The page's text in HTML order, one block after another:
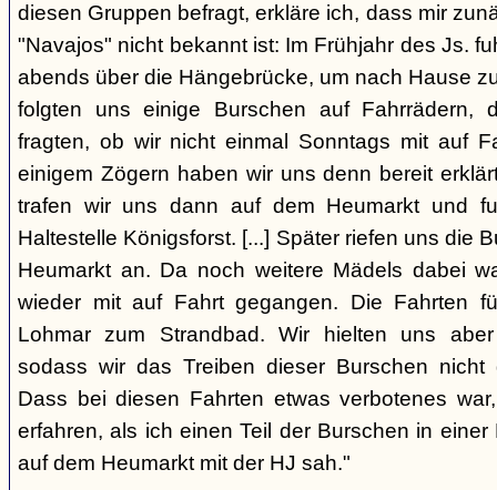
diesen Gruppen befragt, erkläre ich, dass mir
"Navajos" nicht bekannt ist: Im Frühjahr des Js.
abends über die Hängebrücke, um nach Hause
folgten uns einige Burschen auf Fahrrädern,
fragten, ob wir nicht einmal Sonntags mit auf
einigem Zögern haben wir uns denn bereit
trafen wir uns dann auf dem Heumarkt und
Haltestelle Königsforst. [...] Später riefen uns die
Heumarkt an. Da noch weitere Mädels dabei
wieder mit auf Fahrt gegangen. Die Fahrten
Lohmar zum Strandbad. Wir hielten uns
sodass wir das Treiben dieser Burschen nicht
Dass bei diesen Fahrten etwas verbotenes
erfahren, als ich einen Teil der Burschen in
auf dem Heumarkt mit der HJ sah."